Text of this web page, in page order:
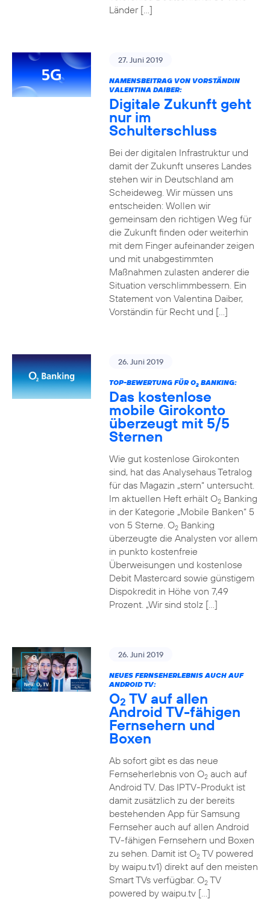
Länder […]
27. Juni 2019
NAMENSBEITRAG VON VORSTÄNDIN
VALENTINA DAIBER:
Digitale Zukunft geht
nur im
Schulterschluss
Bei der digitalen Infrastruktur und
damit der Zukunft unseres Landes
stehen wir in Deutschland am
Scheideweg. Wir müssen uns
entscheiden: Wollen wir
gemeinsam den richtigen Weg für
die Zukunft finden oder weiterhin
mit dem Finger aufeinander zeigen
und mit unabgestimmten
Maßnahmen zulasten anderer die
Situation verschlimmbessern. Ein
Statement von Valentina Daiber,
Vorständin für Recht und […]
26. Juni 2019
TOP-BEWERTUNG FÜR O2BANKING:
Das kostenlose
mobile Girokonto
überzeugt mit 5/5
Sternen
Wie gut kostenlose Girokonten
sind, hat das Analysehaus Tetralog
für das Magazin „stern“ untersucht.
Im aktuellen Heft erhält O2Banking
in der Kategorie „Mobile Banken“ 5
von 5 Sterne. O2Banking
überzeugte die Analysten vor allem
in punkto kostenfreie
Überweisungen und kostenlose
Debit Mastercard sowie günstigem
Dispokredit in Höhe von 7,49
Prozent. „Wir sind stolz […]
26. Juni 2019
NEUES FERNSEHERLEBNIS AUCH AUF
ANDROID TV:
O2 TV auf allen
Android TV-fähigen
Fernsehern und
Boxen
Ab sofort gibt es das neue
Fernseherlebnis von O2auch auf
Android TV. Das IPTV-Produkt ist
damit zusätzlich zu der bereits
bestehenden App für Samsung
Fernseher auch auf allen Android
TV-fähigen Fernsehern und Boxen
zu sehen. Damit ist O2TV powered
by waipu.tv1) direkt auf den meisten
Smart TVs verfügbar. O2TV
powered by waipu.tv […]